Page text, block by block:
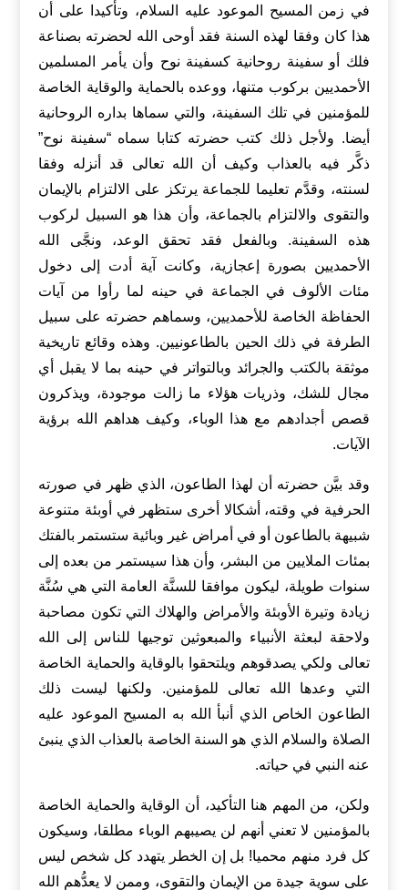
في زمن المسيح الموعود عليه السلام، وتأكيدا على أن
هذا كان وفقا لهذه السنة فقد أوحى الله لحضرته بصناعة
فلك أو سفينة روحانية كسفينة نوح وأن يأمر المسلمين
الأحمديين بركوب متنها، ووعده بالحماية والوقاية الخاصة
للمؤمنين في تلك السفينة، والتي سماها بداره الروحانية
أيضا. ولأجل ذلك كتب حضرته كتابا سماه “سفينة نوح”
ذكَّر فيه بالعذاب وكيف أن الله تعالى قد أنزله وفقا
لسنته، وقدَّم تعليما للجماعة يرتكز على الالتزام بالإيمان
والتقوى والالتزام بالجماعة، وأن هذا هو السبيل لركوب
هذه السفينة. وبالفعل فقد تحقق الوعد، ونجَّى الله
الأحمديين بصورة إعجازية، وكانت آية أدت إلى دخول
مئات الألوف في الجماعة في حينه لما رأوا من آيات
الحفاظة الخاصة للأحمديين، وسماهم حضرته على سبيل
الطرفة في ذلك الحين بالطاعونيين. وهذه وقائع تاريخية
موثقة بالكتب والجرائد وبالتواتر في حينه بما لا يقبل أي
مجال للشك، وذريات هؤلاء ما زالت موجودة، ويذكرون
قصص أجدادهم مع هذا الوباء، وكيف هداهم الله برؤية
الآيات.
وقد بيَّن حضرته أن لهذا الطاعون، الذي ظهر في صورته
الحرفية في وقته، أشكالا أخرى ستظهر في أوبئة متنوعة
شبيهة بالطاعون أو في أمراض غير وبائية ستستمر بالفتك
بمئات الملايين من البشر، وأن هذا سيستمر من بعده إلى
سنوات طويلة، ليكون موافقا للسنَّة العامة التي هي سُنَّة
زيادة وتيرة الأوبئة والأمراض والهلاك التي تكون مصاحبة
ولاحقة لبعثة الأنبياء والمبعوثين توجيها للناس إلى الله
تعالى ولكي يصدقوهم ويلتحقوا بالوقاية والحماية الخاصة
التي وعدها الله تعالى للمؤمنين. ولكنها ليست ذلك
الطاعون الخاص الذي أنبأ الله به المسيح الموعود عليه
الصلاة والسلام الذي هو السنة الخاصة بالعذاب الذي ينبئ
عنه النبي في حياته.
ولكن، من المهم هنا التأكيد، أن الوقاية والحماية الخاصة
بالمؤمنين لا تعني أنهم لن يصيبهم الوباء مطلقا، وسيكون
كل فرد منهم محميا! بل إن الخطر يتهدد كل شخص ليس
على سوية جيدة من الإيمان والتقوى، وممن لا يعدُّهم الله